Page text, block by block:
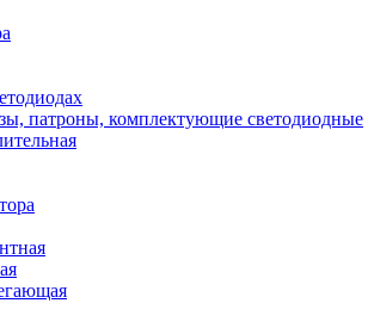
патроны, комплектующие светодиодные